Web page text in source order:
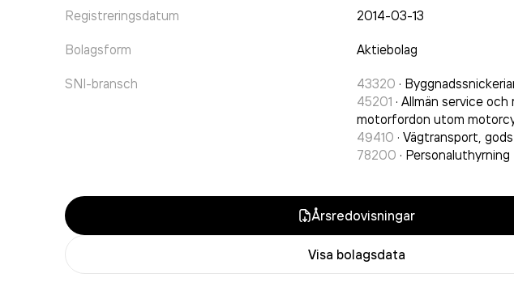
Registreringsdatum 2014-03-13
Bolagsform Aktiebolag
SNI-bransch 43320 ·
45201 · Allmän service och
motorfordon utom
49410 · Vägtransport,
78200 · Personaluthyrning
Årsredovisningar
Visa bolagsdata